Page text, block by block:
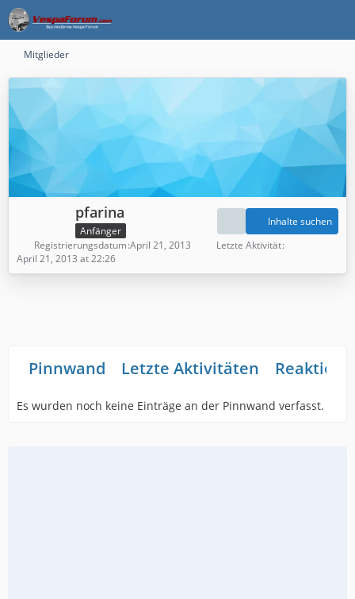
Mitglieder
pfarina
Anfänger
Inhalte suchen
Registrierungsdatum April 21, 2013
Letzte Aktivität
April 21, 2013 at 22:26
Pinnwand Letzte Aktivitäten
Es wurden noch keine Einträge an der Pinnwand verfasst.